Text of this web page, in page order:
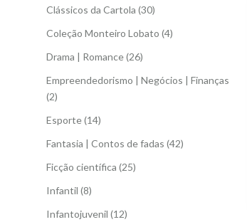
Clássicos da Cartola (30)
Coleção Monteiro Lobato (4)
Drama | Romance(26)
Empreendedorismo | Negócios | Finanças
(2)
Esporte(14)
Fantasia | Contos de fadas (42)
Ficção científica (25)
Infantil (8)
Infantojuvenil (12)